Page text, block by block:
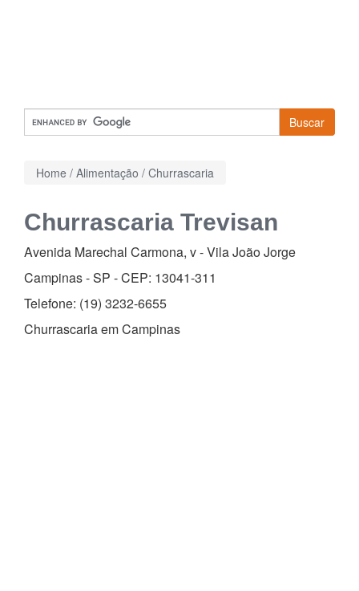
Buscar
Home / Alimentação / Churrascaria
Churrascaria Trevisan
Avenida Marechal Carmona, v-Vila João Jorge
Campinas - SP - CEP: 13041-311
Telefone: (19) 3232-6655
Churrascaria em Campinas